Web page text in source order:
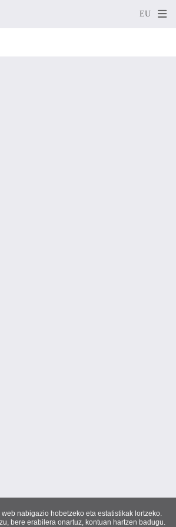
nabigazio hobetzeko eta estatistikak lortzeko.
bere erabilera onartuz, kontuan hartzen badugu.